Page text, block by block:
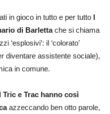
in gioco in tutto e per tutto I
di Barlettache si chiama
‘esplosivi’: il ‘colorato’
diventare assistente sociale),
in comune.
I Tric e Trac hanno così
azzeccando ben otto parole,